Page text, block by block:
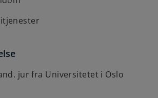
jur fra Universitetet i Oslo